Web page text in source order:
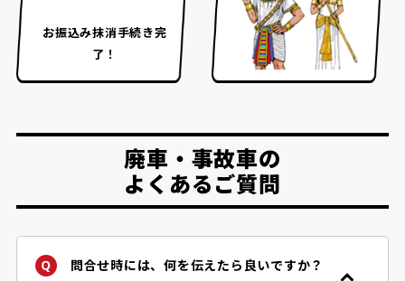
お振込み抹消手続き完
了！
廃車・事故車の
よくあるご質問
問合せ時には、何を伝えたら良いですか？